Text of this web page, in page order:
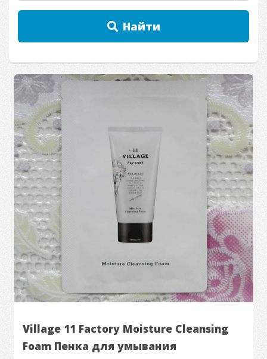
Найти
Village 11 Factory Moisture Cleansing
Foam Пенка для умывания